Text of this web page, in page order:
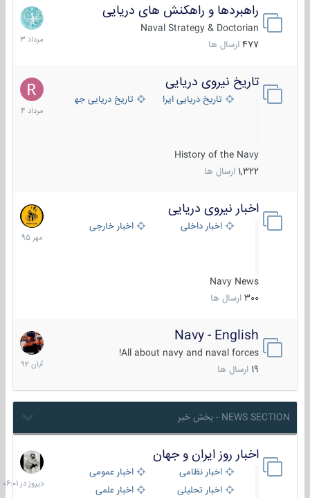
راهبردها و راهکنش های دریایی
Naval Strategy & Doctorian
477 ارسال ها
2
مرداد
1403
تاریخ نیروی دریایی
تاریخ دریایی ایران تاریخ دریایی جهان
History of the Navy
1,322 ارسال ها
16
مرداد
1404
اخبار نیروی دریایی
اخبار داخلی اخبار خارجی
Navy News
300 ارسال ها
27
مهر
1395
Navy - English
All about navy and naval forces!
ارسال ها
22
آبان
1392
NEWS SECTION - بخش خبر
اخبار روز ایران و جهان
اخبار نظامی
اخبار عمومی
اخبار تحلیلی
اخبار علمی
دیروز
در
06:01